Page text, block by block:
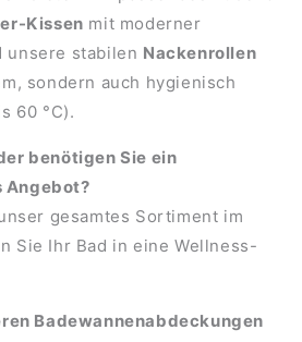
Kissen mit moderner
unsere stabilen Nackenrollen
sondern auch hygienisch
60 °C).
benötigen Sie ein
Angebot?
gesamtes Sortiment im
Sie Ihr Bad in eine Wellness-
Badewannenabdeckungen